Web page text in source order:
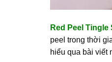
Red Peel Tingle
peel trong thời
hiểu qua bài viết